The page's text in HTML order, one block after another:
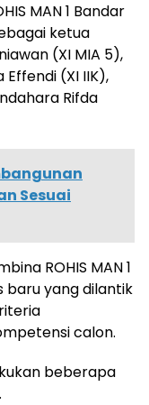
MAN 1 Bandar
ketua
(XI MIA 5),
(XI IIK),
Rifda
Sesuai
ROHIS MAN 1
baru yang dilantik
calon.
beberapa